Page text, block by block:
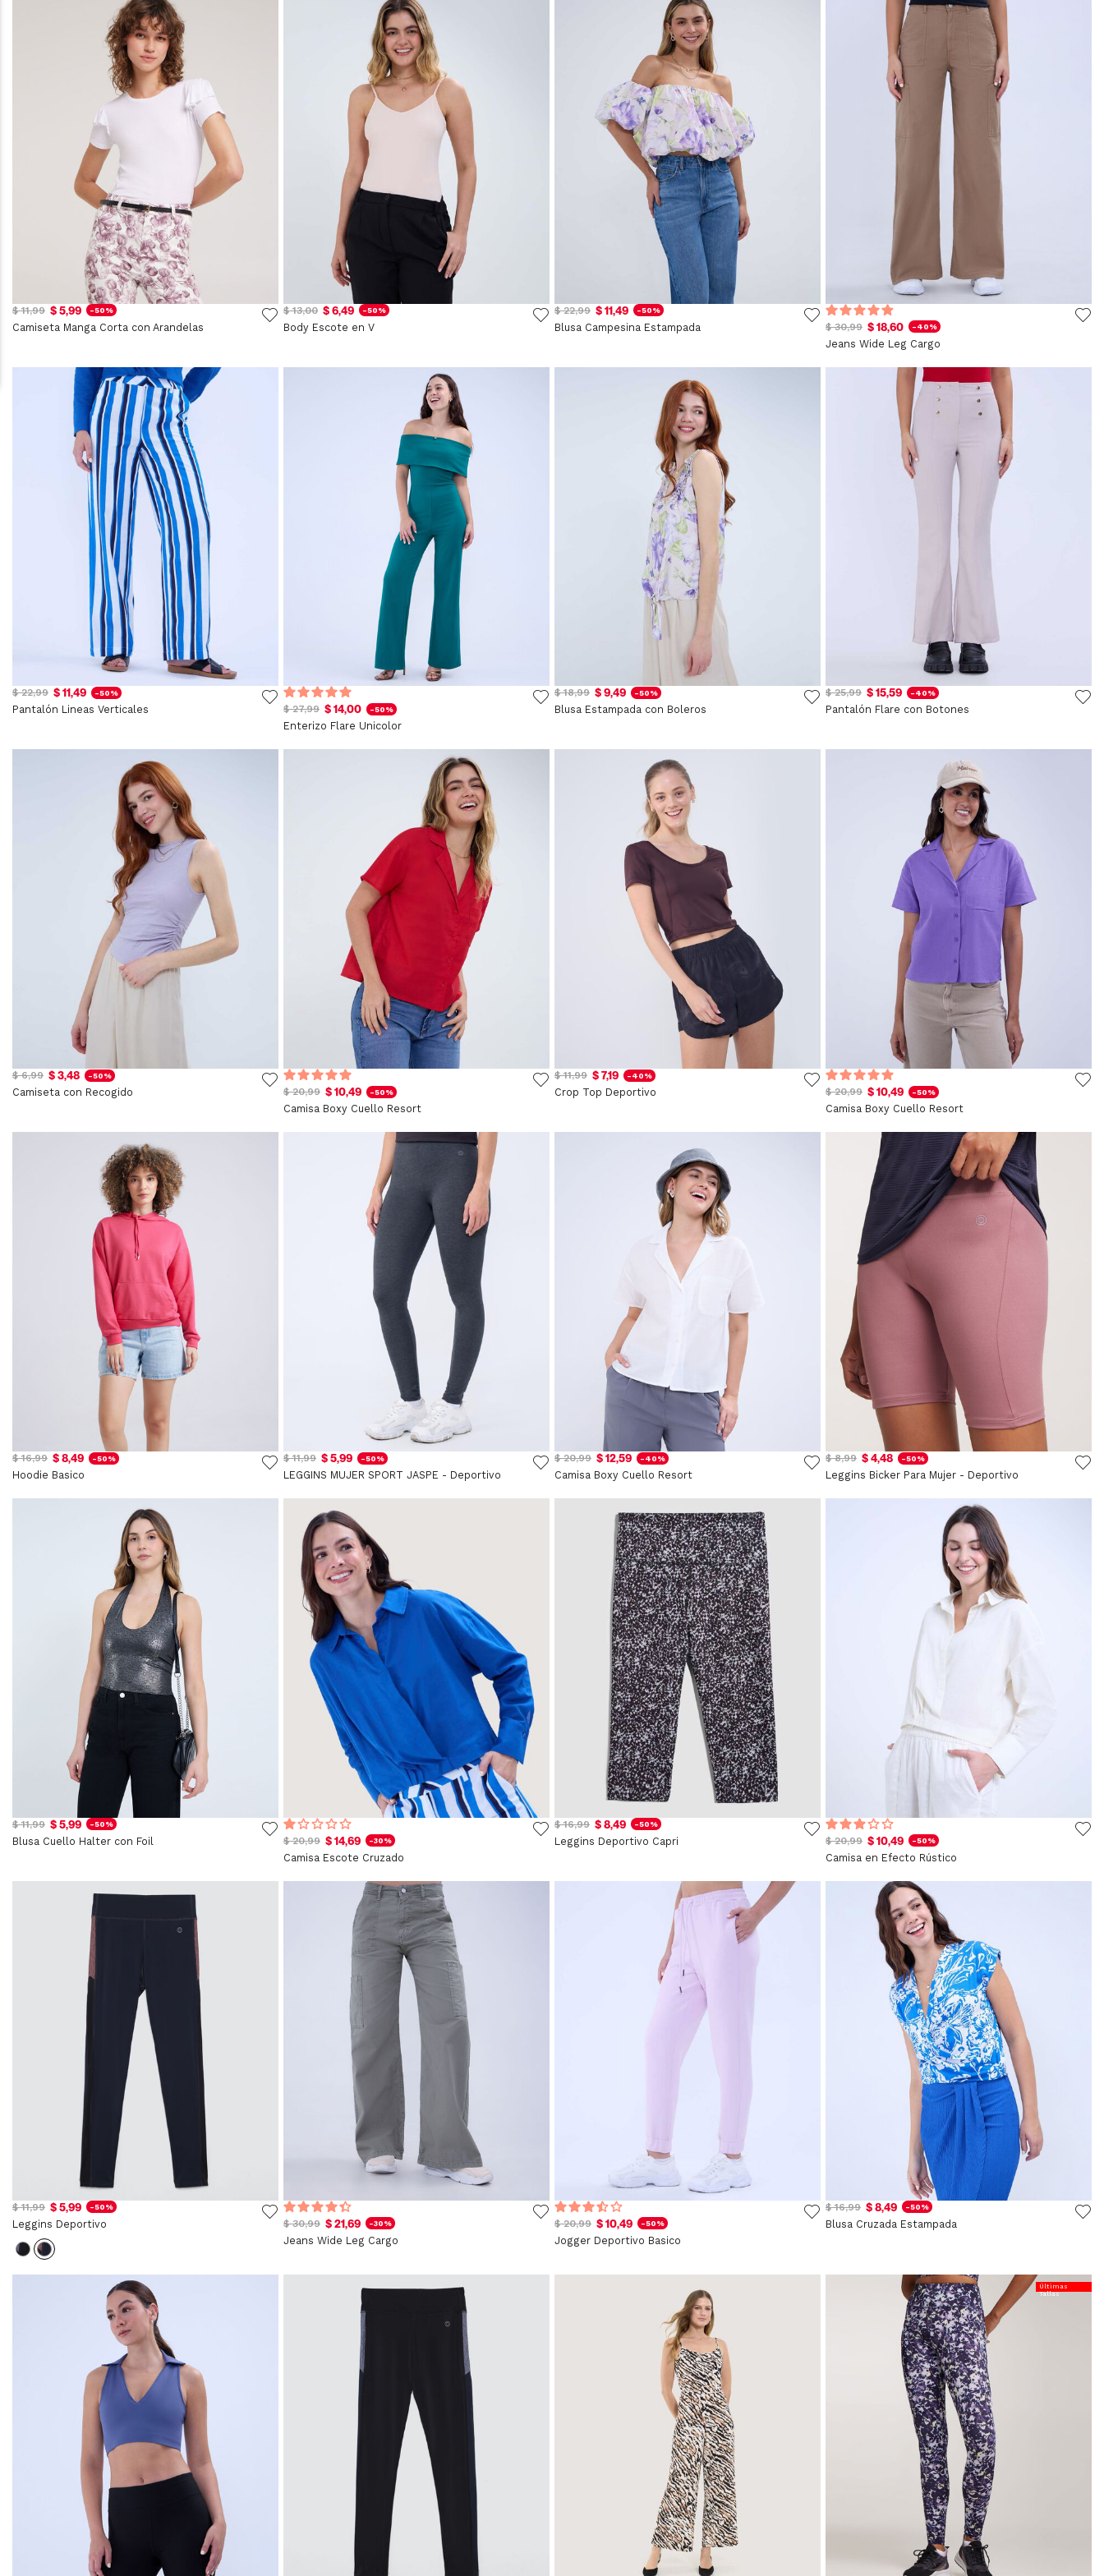
$ 11,99 $ 5,99 -50%
Camiseta Manga Corta con Arandelas
$ 13,00 $ 6,49 -50%
Body Escote en V
$ 22,99 $ 11,49 -50%
Blusa Campesina Estampada $ 30,99 $ 18,60 -40%
Jeans Wide Leg Cargo
$ 22,99 $ 11,49 -50%
Pantalón Lineas Verticales $ 27,99 $ 14,00 -50%
Enterizo Flare Unicolor
$ 18,99 $ 9,49 -50%
Blusa Estampada con Boleros
$ 25,99 $ 15,59 -40%
Pantalón Flare con Botones
$ 6,99 $ 3,48 -50%
Camiseta con Recogido $ 20,99 $ 10,49 -50%
Camisa Boxy Cuello Resort
$ 11,99 $ 7,19 -40%
Crop Top Deportivo $ 20,99 $ 10,49 -50%
Camisa Boxy Cuello Resort
$ 16,99 $ 8,49 -50%
Hoodie Basico
$ 11,99 $ 5,99 -50%
LEGGINS MUJER SPORT JASPE - Deportivo
$ 20,99 $ 12,59 -40%
Camisa Boxy Cuello Resort
$ 8,99 $ 4,48 -50%
Leggins Bicker Para Mujer - Deportivo
$ 11,99 $ 5,99 -50%
Blusa Cuello Halter con Foil $ 20,99 $ 14,69 -30%
Camisa Escote Cruzado
$ 16,99 $ 8,49 -50%
Leggins Deportivo Capri $ 20,99 $ 10,49 -50%
Camisa en Efecto Rústico
$ 11,99 $ 5,99 -50%
Leggins Deportivo $ 30,99 $ 21,69 -30%
Jeans Wide Leg Cargo
$ 20,99 $ 10,49 -50%
Jogger Deportivo Basico
$ 16,99 $ 8,49 -50%
Blusa Cruzada Estampada
Últimas
Tallas